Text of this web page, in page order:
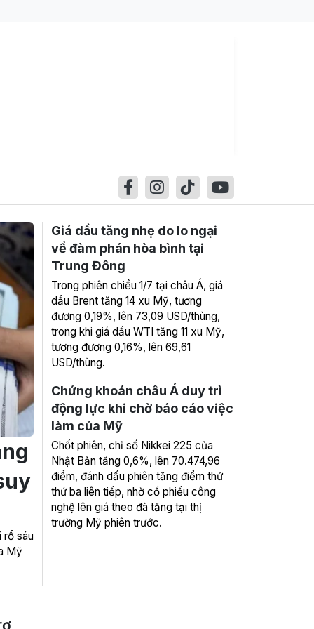
sáu
Mỹ
Giá dầu tăng nhẹ do lo ngại
về đàm phán hòa bình tại
Trung Đông
Trong phiên chiều 1/7 tại châu Á, giá
dầu Brent tăng 14 xu Mỹ, tương
đương 0,19%, lên 73,09 USD/thùng,
trong khi giá dầu WTI tăng 11 xu Mỹ,
tương đương 0,16%, lên 69,61
USD/thùng.
Chứng khoán châu Á duy trì
động lực khi chờ báo cáo việc
làm của Mỹ
Chốt phiên, chỉ số Nikkei 225 của
Nhật Bản tăng 0,6%, lên 70.474,96
điểm, đánh dấu phiên tăng điểm thứ
thứ ba liên tiếp, nhờ cổ phiếu công
nghệ lên giá theo đà tăng tại thị
trường Mỹ phiên trước.